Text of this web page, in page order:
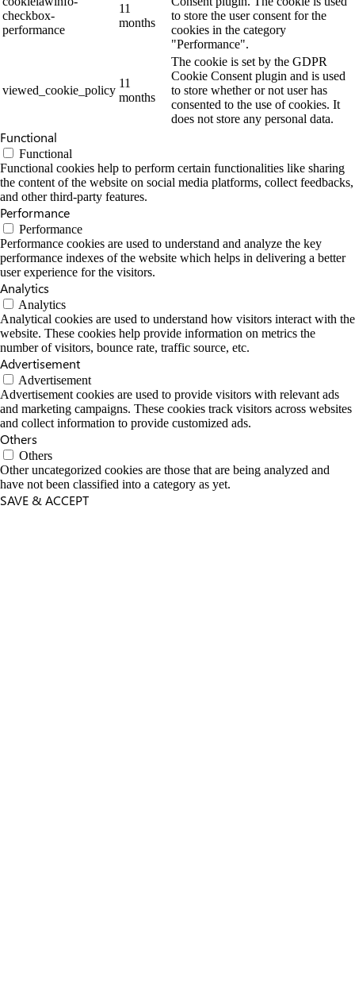
checkbox-
performance
11
months
to store the user consent for the
cookies in the category
"Performance".
viewed_cookie_policy
11
months
The cookie is set by the GDPR
Cookie Consent plugin and is used
to store whether or not user has
consented to the use of cookies. It
does not store any personal data.
Functional
Functional
Functional cookies help to perform certain functionalities like sharing
the content of the website on social media platforms, collect feedbacks,
and other third-party features.
Performance
Performance
Performance cookies are used to understand and analyze the key
performance indexes of the website which helps in delivering a better
user experience for the visitors.
Analytics
Analytics
Analytical cookies are used to understand how visitors interact with the
website. These cookies help provide information on metrics the
number of visitors, bounce rate, traffic source, etc.
Advertisement
Advertisement
Advertisement cookies are used to provide visitors with relevant ads
and marketing campaigns. These cookies track visitors across websites
and collect information to provide customized ads.
Others
Others
Other uncategorized cookies are those that are being analyzed and
have not been classified into a category as yet.
SAVE & ACCEPT